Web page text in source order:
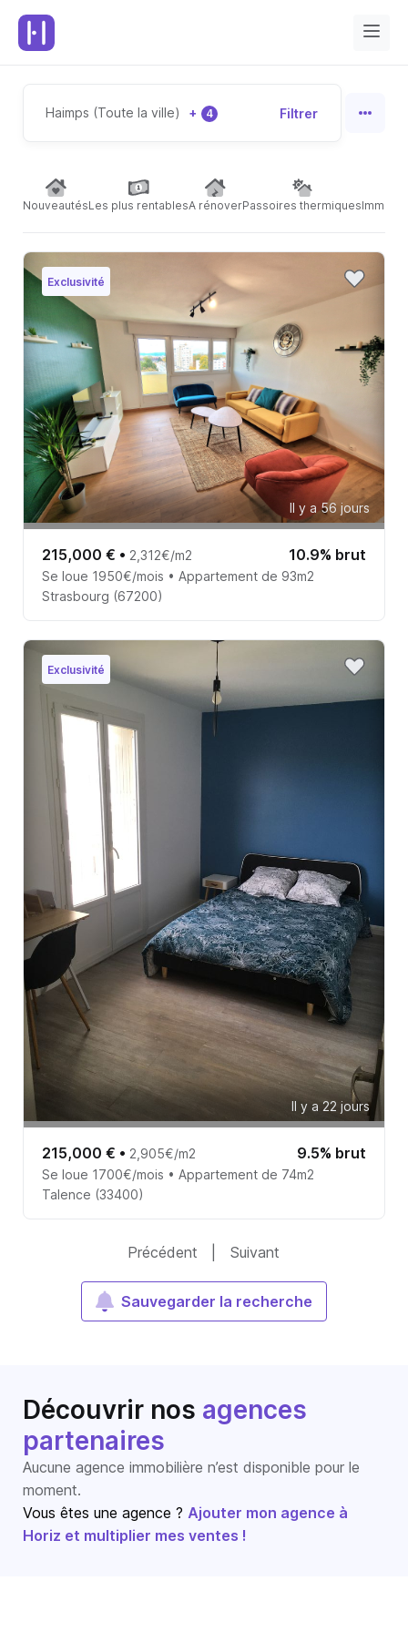
Haimps (Toute la ville) + 4 Filtrer
NouveautésLes plus rentablesA rénoverPassoires thermiques
Exclusivité
Il y a 56 jours
215,000 € • 2,312€/m2 10.9% brut
Se loue 1950€/mois • Appartement de 93m2
Strasbourg (67200)
Exclusivité
Il y a 22 jours
215,000 € • 2,905€/m2 9.5% brut
Se loue 1700€/mois • Appartement de 74m2
Talence (33400)
Précédent Suivant
Sauvegarder la recherche
Découvrir nos agences
partenaires
Aucune agence immobilière n’est disponible pour le
moment.
Vous êtes une agence ? Ajouter mon agence à
Horiz et multiplier mes ventes !